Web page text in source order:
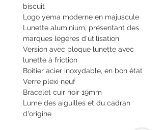
biscuit
Logo yema moderne en majuscule
Lunette aluminium, présentant des
marques légères d'utilisation
Version avec bloque lunette avec
lunette à friction
Boitier acier inoxydable, en bon état
Verre plexi neuf
Bracelet cuir noir 19mm
Lume des aiguilles et du cadran
d'origine